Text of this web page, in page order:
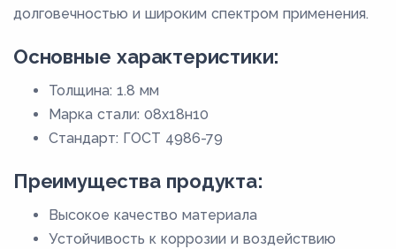
долговечностью и широким спектром применения.
Основные характеристики:
Толщина: 1.8 мм
Марка стали: 08х18н10
Стандарт: ГОСТ 4986-79
Преимущества продукта:
Высокое качество материала
Устойчивость к коррозии и воздействию